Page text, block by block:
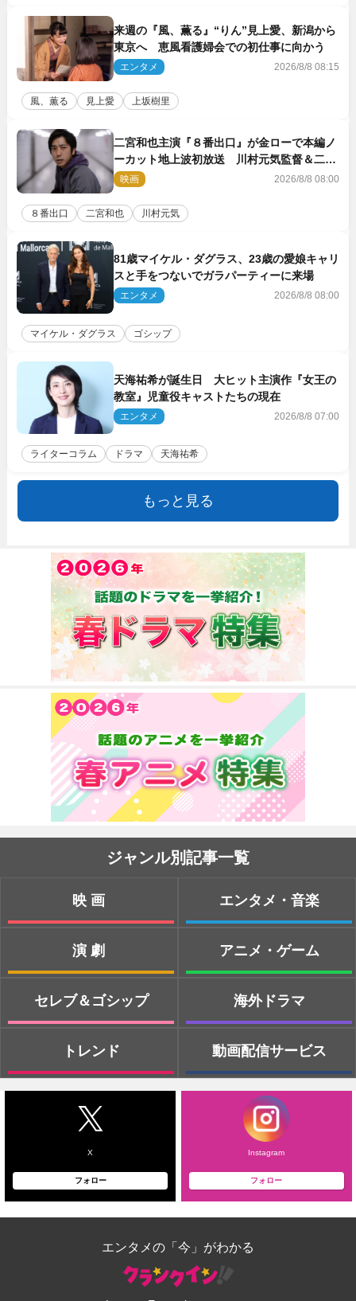
来週の『風、薫る』“りん”見上愛、新潟から
東京へ 恵風看護婦会での初仕事に向かう
エンタメ 2026/8/8 08:15
風、薫る 見上愛 上坂樹里
二宮和也主演『８番出口』が金ローで本編ノ
ーカット地上波初放送 川村元気監督＆二宮
コメント到着
映画 2026/8/8 08:00
８番出口 二宮和也 川村元気
81歳マイケル・ダグラス、23歳の愛娘キャリ
スと手をつないでガラパーティーに来場
エンタメ 2026/8/8 08:00
マイケル・ダグラス ゴシップ
天海祐希が誕生日 大ヒット主演作『女王の
教室』児童役キャストたちの現在
エンタメ 2026/8/8 07:00
ライターコラム ドラマ 天海祐希
もっと見る
ジャンル別記事一覧
映画
演劇
セレブ＆ゴシップ
トレンド
エンタメ・音楽
アニメ・ゲーム
海外ドラマ
動画配信サービス
X
フォロー
Instagram
フォロー
エンタメの「今」がわかる